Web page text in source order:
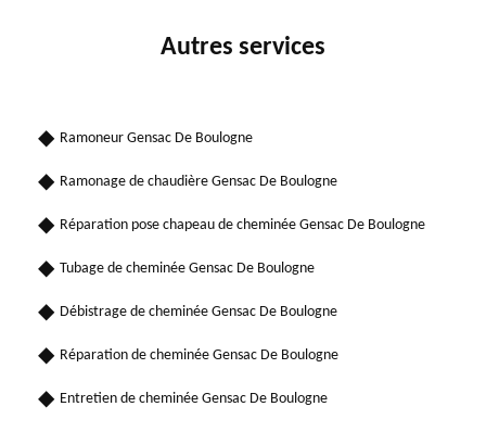
Autres services
Ramoneur Gensac De Boulogne
Ramonage de chaudière Gensac De Boulogne
Réparation pose chapeau de cheminée Gensac De Boulogne
Tubage de cheminée Gensac De Boulogne
Débistrage de cheminée Gensac De Boulogne
Réparation de cheminée Gensac De Boulogne
Entretien de cheminée Gensac De Boulogne